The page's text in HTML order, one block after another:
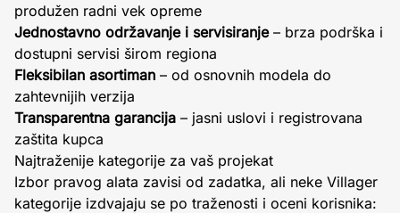
produžen radni vek opreme
Jednostavno održavanje i servisiranje– brza podrška i
dostupni servisi širom regiona
Fleksibilan asortiman – od osnovnih modela do
zahtevnijih verzija
Transparentna garancija – jasni uslovi i registrovana
zaštita kupca
Najtraženije kategorije za vaš projekat
Izbor pravog alata zavisi od zadatka, ali neke Villager
kategorije izdvajaju se po traženosti i oceni korisnika: